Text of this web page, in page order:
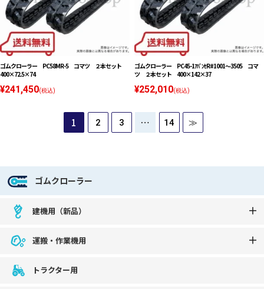
ゴムクローラー PC58MR-5 コマツ ２本セット
400×72.5×74
¥241,450(税込)
ゴムクローラー PC45-1ｱﾊﾞﾝｾR#1001〜3505 コマ
ツ ２本セット 400×142×37
¥252,010(税込)
1 2 3 … 14 ≫
ゴムクローラー
建機用（新品）
運搬・作業機用
トラクター用